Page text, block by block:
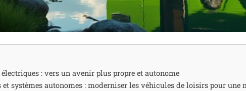
: vers un avenir plus propre et autonome
et systèmes autonomes : moderniser les véhicules de loisirs pour